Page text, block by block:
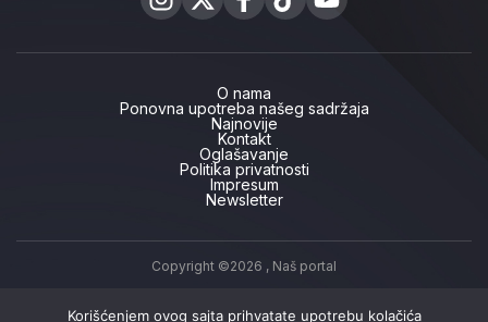
O nama
Ponovna upotreba našeg sadržaja
Najnovije
Kontakt
Oglašavanje
Politika privatnosti
Impresum
Newsletter
Copyright ©2026 , Naš portal
Korišćenjem ovog sajta prihvatate upotrebu kolačića